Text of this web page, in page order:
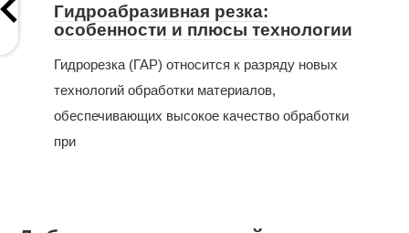
Гидроабразивная резка:
особенности и плюсы технологии
Гидрорезка (ГАР) относится к разряду новых
технологий обработки материалов,
обеспечивающих высокое качество обработки
при